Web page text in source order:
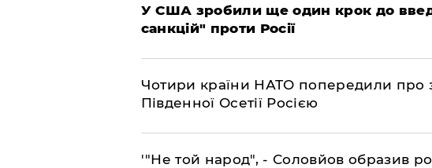
​У США зробили ще один крок до
санкцій" проти Росії
​Чотири країни НАТО попередили про
Південної Осетії Росією
​'"Не той народ", - Соловйов образив